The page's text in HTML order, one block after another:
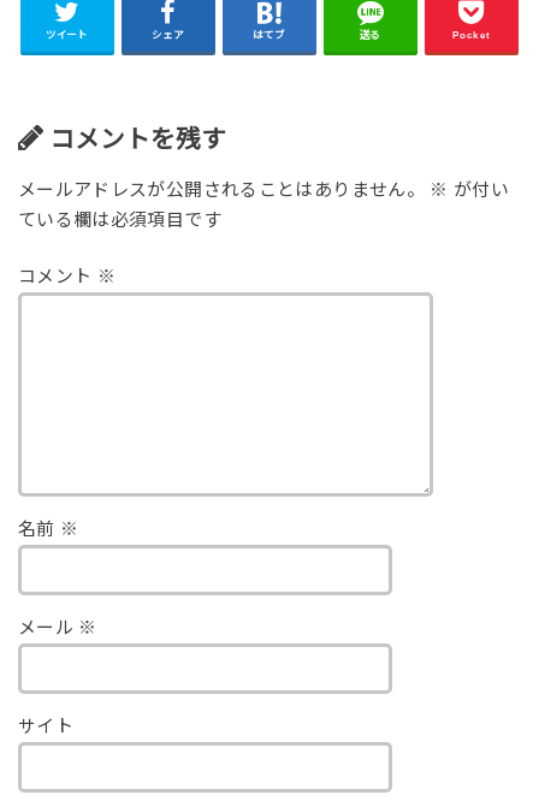
ツイート シェア はてブ 送る Pocket
コメントを残す
メールアドレスが公開されることはありません。 ※ が付い
ている欄は必須項目です
コメント ※
名前 ※
メール ※
サイト